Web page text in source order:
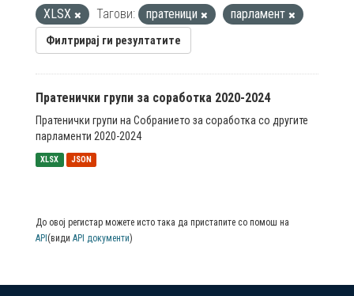
XLSX
Тагови: пратеници парламент
Филтрирај ги резултатите
Пратенички групи за соработка 2020-2024
Пратенички групи на Собранието за соработка со другите
парламенти 2020-2024
XLSX JSON
До овој регистар можете исто така да пристапите со помош на
API (види API документи)